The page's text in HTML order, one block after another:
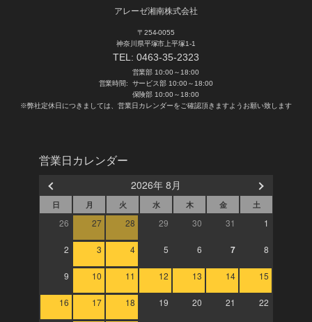
アレーゼ湘南株式会社
〒254-0055
神奈川県平塚市上平塚1-1
TEL:0463-35-2323
営業時間:
営業部 10:00～18:00
サービス部 10:00～18:00
保険部 10:00～18:00
※弊社定休日につきましては、営業日カレンダーをご確認頂きますようお願い致します
営業日カレンダー
2026年 8月
日 月 火 水 木 金 土
26 27 28 29 30 31 1
2 3 4 5 6 7 8
9 10 11 12 13 14 15
16 17 18 19 20 21 22